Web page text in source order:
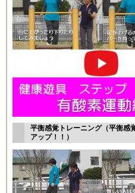
平衡感覚トレーニング（平衡感
アップ！！）